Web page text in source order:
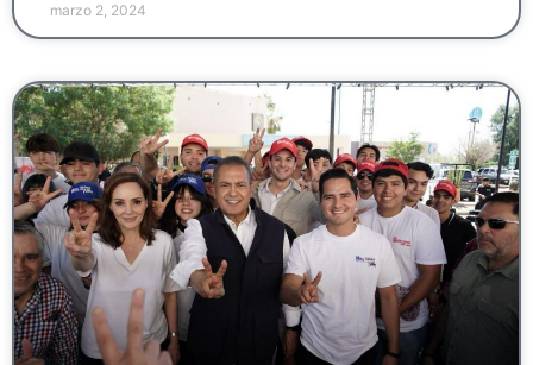
marzo 2, 2024